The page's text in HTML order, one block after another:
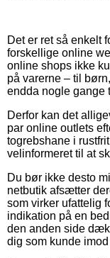
Det er ret så enkelt
forskellige online
online shops ikke
på varerne – til
endda nogle gange
Derfor kan det
par online outlets
togrebshane i
velinformeret til at
Du bør ikke desto
netbutik afsætter
som virker ufattelig
indikation på en
den anden side
dig som kunde